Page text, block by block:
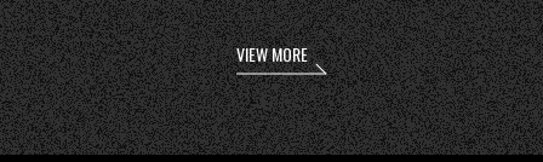
VIEW MORE